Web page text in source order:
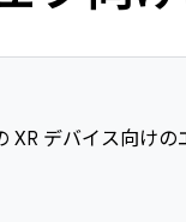
XR デバイス向けの